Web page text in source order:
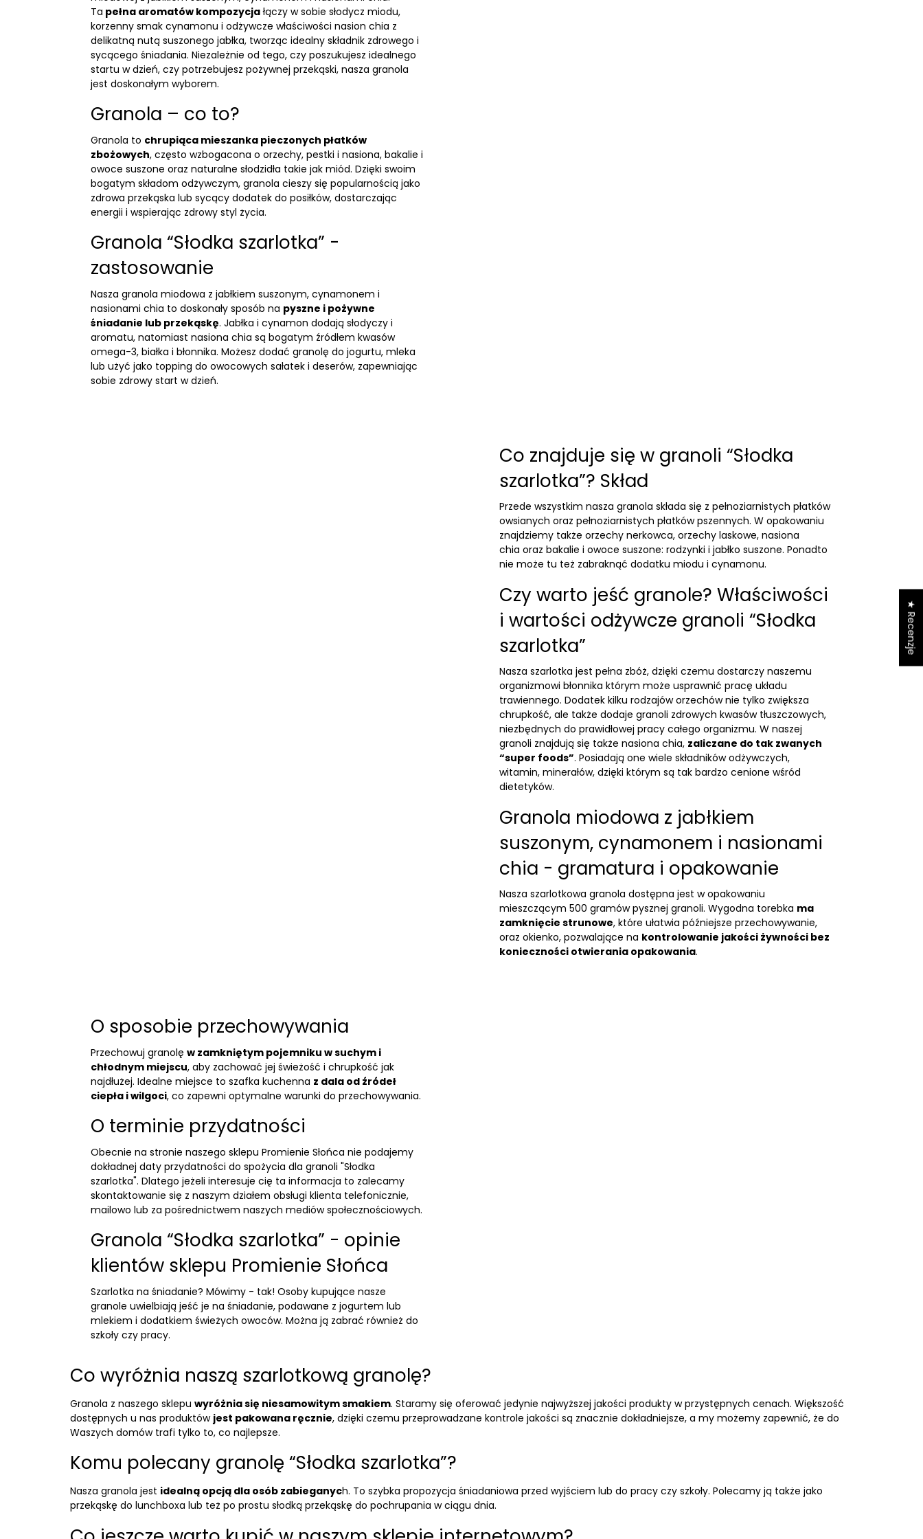
Ta pełna aromatów kompozycjałączy w sobie słodycz miodu,
korzenny smak cynamonu i odżywcze właściwości nasion chia z
delikatną nutą suszonego jabłka, tworząc idealny składnik zdrowego i
sycącego śniadania. Niezależnie od tego, czy poszukujesz idealnego
startu w dzień, czy potrzebujesz pożywnej przekąski, nasza granola
jest doskonałym wyborem.
Granola – co to?
Granola to chrupiąca mieszanka pieczonych płatków
zbożowych, często wzbogacona o orzechy, pestki i nasiona, bakalie i
owoce suszone oraz naturalne słodzidła takie jak miód. Dzięki swoim
bogatym składom odżywczym, granola cieszy się popularnością jako
zdrowa przekąska lub sycący dodatek do posiłków, dostarczając
energii i wspierając zdrowy styl życia.
Granola “Słodka szarlotka” -
zastosowanie
Nasza granola miodowa z jabłkiem suszonym, cynamonem i
nasionami chia to doskonały sposób na pyszne i pożywne
śniadanie lub przekąskę. Jabłka i cynamon dodają słodyczy i
aromatu, natomiast nasiona chia są bogatym źródłem kwasów
omega-3, białka i błonnika. Możesz dodać granolę do jogurtu, mleka
lub użyć jako topping do owocowych sałatek i deserów, zapewniając
sobie zdrowy start w dzień.
Co znajduje się w granoli “Słodka
szarlotka”? Skład
Przede wszystkim nasza granola składa się z pełnoziarnistych płatków
owsianych oraz pełnoziarnistych płatków pszennych. W opakowaniu
znajdziemy także orzechy nerkowca, orzechy laskowe, nasiona
chia oraz bakalie i owoce suszone: rodzynki i jabłko suszone. Ponadto
nie może tu też zabraknąć dodatku miodu i cynamonu.
Czy warto jeść granole? Właściwości
i wartości odżywcze granoli “Słodka
szarlotka”
Nasza szarlotka jest pełna zbóż, dzięki czemu dostarczy naszemu
organizmowi błonnika którym może usprawnić pracę układu
trawiennego. Dodatek kilku rodzajów orzechów nie tylko zwiększa
chrupkość, ale także dodaje granoli zdrowych kwasów tłuszczowych,
niezbędnych do prawidłowej pracy całego organizmu. W naszej
granoli znajdują się także nasiona chia, zaliczane do tak zwanych
“super foods”. Posiadają one wiele składników odżywczych,
witamin, minerałów, dzięki którym są tak bardzo cenione wśród
dietetyków.
Granola miodowa z jabłkiem
suszonym, cynamonem i nasionami
chia - gramatura i opakowanie
Nasza szarlotkowa granola dostępna jest w opakowaniu
mieszczącym 500 gramów pysznej granoli. Wygodna torebka ma
zamknięcie strunowe, które ułatwia późniejsze przechowywanie,
oraz okienko, pozwalające na kontrolowanie jakości żywności bez
konieczności otwierania opakowania.
O sposobie przechowywania
Przechowuj granolę w zamkniętym pojemniku w suchym i
chłodnym miejscu, aby zachować jej świeżość i chrupkość jak
najdłużej. Idealne miejsce to szafka kuchenna z dala od źródeł
ciepła i wilgoci, co zapewni optymalne warunki do przechowywania.
O terminie przydatności
Obecnie na stronie naszego sklepu Promienie Słońca nie podajemy
dokładnej daty przydatności do spożycia dla granoli "Słodka
szarlotka". Dlatego jeżeli interesuje cię ta informacja to zalecamy
skontaktowanie się z naszym działem obsługi klienta telefonicznie,
mailowo lub za pośrednictwem naszych mediów społecznościowych.
Granola “Słodka szarlotka” - opinie
klientów sklepu Promienie Słońca
Szarlotka na śniadanie? Mówimy - tak! Osoby kupujące nasze
granole uwielbiają jeść je na śniadanie, podawane z jogurtem lub
mlekiem i dodatkiem świeżych owoców. Można ją zabrać również do
szkoły czy pracy.
Co wyróżnia naszą szarlotkową granolę?
Granola z naszego sklepu wyróżnia się niesamowitym smakiem. Staramy się oferować jedynie najwyższej jakości produkty w przystępnych cenach. Większość
dostępnych u nas produktów jest pakowana ręcznie, dzięki czemu przeprowadzane kontrole jakości są znacznie dokładniejsze, a my możemy zapewnić, że do
Waszych domów trafi tylko to, co najlepsze.
Komu polecany granolę “Słodka szarlotka”?
Nasza granola jest idealną opcją dla osób zabieganych. To szybka propozycja śniadaniowa przed wyjściem lub do pracy czy szkoły. Polecamy ją także jako
przekąskę do lunchboxa lub też po prostu słodką przekąskę do pochrupania w ciągu dnia.
★ Recenzje